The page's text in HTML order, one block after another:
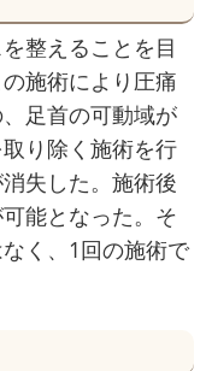
整えることを目
施術により圧痛
足首の可動域が
り除く施術を行
失した。施術後
能となった。そ
く、1回の施術で